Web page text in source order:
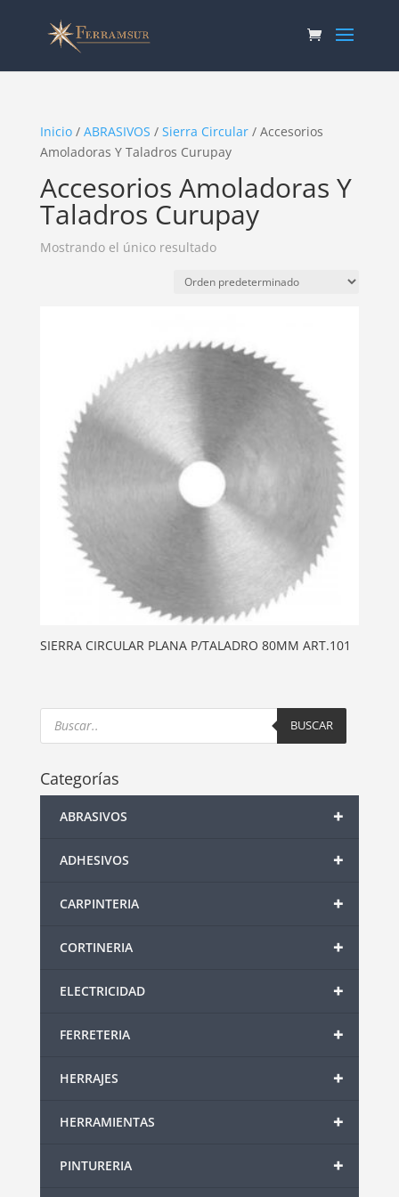
Inicio/ ABRASIVOS / Sierra Circular/ Accesorios
Amoladoras Y Taladros Curupay
Accesorios Amoladoras Y
Taladros Curupay
Mostrando el único resultado
SIERRA CIRCULAR PLANA P/TALADRO 80MM ART.101
Products
search BUSCAR
Categorías
+
ABRASIVOS
+
ADHESIVOS
+
CARPINTERIA
+
CORTINERIA
+
ELECTRICIDAD
+
FERRETERIA
+
HERRAJES
+
HERRAMIENTAS
+
PINTURERIA